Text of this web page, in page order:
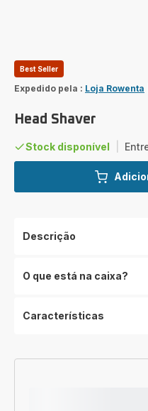
Best Seller
Expedido pela : Loja Rowenta
Head Shaver
Stock disponível
Descrição
O que está na caixa?
Características